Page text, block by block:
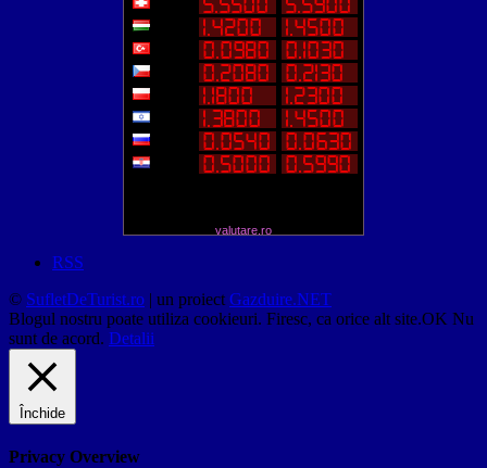
valutare.ro
RSS
© SufletDeTurist.ro | un proiect Gazduire.NET
Blogul nostru poate utiliza cookieuri. Firesc, ca orice alt site.OK Nu
sunt de acord. Detalii
Închide
Privacy Overview